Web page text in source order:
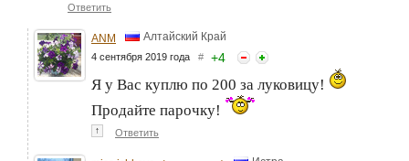
Ответить
ANM Алтайский Край
4 сентября 2019 года # +4
Я у Вас куплю по 200 за луковицу!
Продайте парочку!
↑ Ответить